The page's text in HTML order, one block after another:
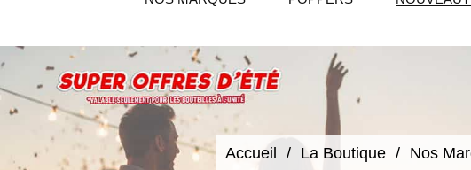
Accueil La Boutique Nos